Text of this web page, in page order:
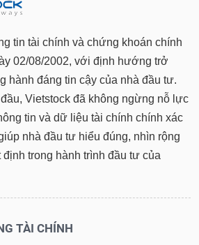
tin tài chính và chứng khoán chính
02/08/2002, với định hướng trở
hành đáng tin cậy của nhà đầu tư.
Vietstock đã không ngừng nỗ lực
tin và dữ liệu tài chính chính xác
nhà đầu tư hiểu đúng, nhìn rộng
trong hành trình đầu tư của
TÀI CHÍNH